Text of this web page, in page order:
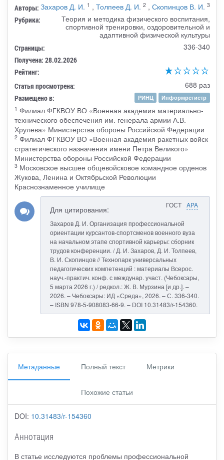
Авторы: Захаров Д. И. 1 , Толпеев Д. И. 2 , Скопинцов В. И. 3
Рубрика:
Теория и методика физического воспитания,
спортивной тренировки, оздоровительной и
адаптивной физической культуры
Страницы: 336-340
Получена: 28.02.2026
Рейтинг:
Статья просмотрена:
688 раз
Размещено в: РИНЦ
Информрегистр
1 Филиал ФГКВОУ ВО «Военная академия материально-
технического обеспечения им. генерала армии А.В.
Хрулева» Министерства обороны Российской Федерации
2Филиал ФГКВОУ ВО «Военная академия ракетных войск
стратегического назначения имени Петра Великого»
Министерства обороны Российской Федерации
3Московское высшее общевойсковое командное орденов
Жукова, Ленина и Октябрьской Революции
Краснознаменное училище
ГОСТ APA
Для цитирования:
Захаров Д. И. Организация профессиональной
ориентации курсантов-спортсменов военного вуза
на начальном этапе спортивной карьеры: сборник
трудов конференции. / Д. И. Захаров, Д. И. Толпеев,
В. И. Скопинцов // Технопарк универсальных
педагогических компетенций : материалы Всерос.
науч.-практич. конф. с междунар. участ. (Чебоксары,
5 марта 2026 г.) / редкол.: Ж. В. Мурзина [и др.]. –
2026. – Чебоксары: ИД «Среда», 2026. – С. 336-340.
– ISBN 978-5-908083-66-9. – DOI 10.31483/r-154360.
Метаданные Полный текст Метрики
Похожие статьи
DOI: 10.31483/r-154360
Аннотация
В статье исследуются проблемы профессиональной